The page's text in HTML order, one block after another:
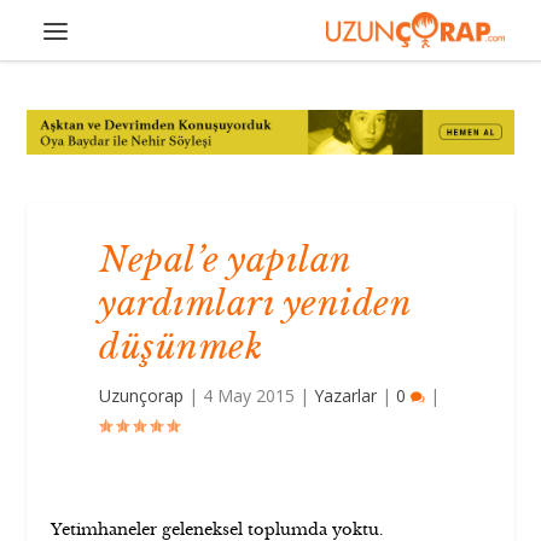
Nepal’e yapılan
yardımları yeniden
düşünmek
Uzunçorap | 4 May 2015 |Yazarlar |0 |
Yetimhaneler geleneksel toplumda yoktu.